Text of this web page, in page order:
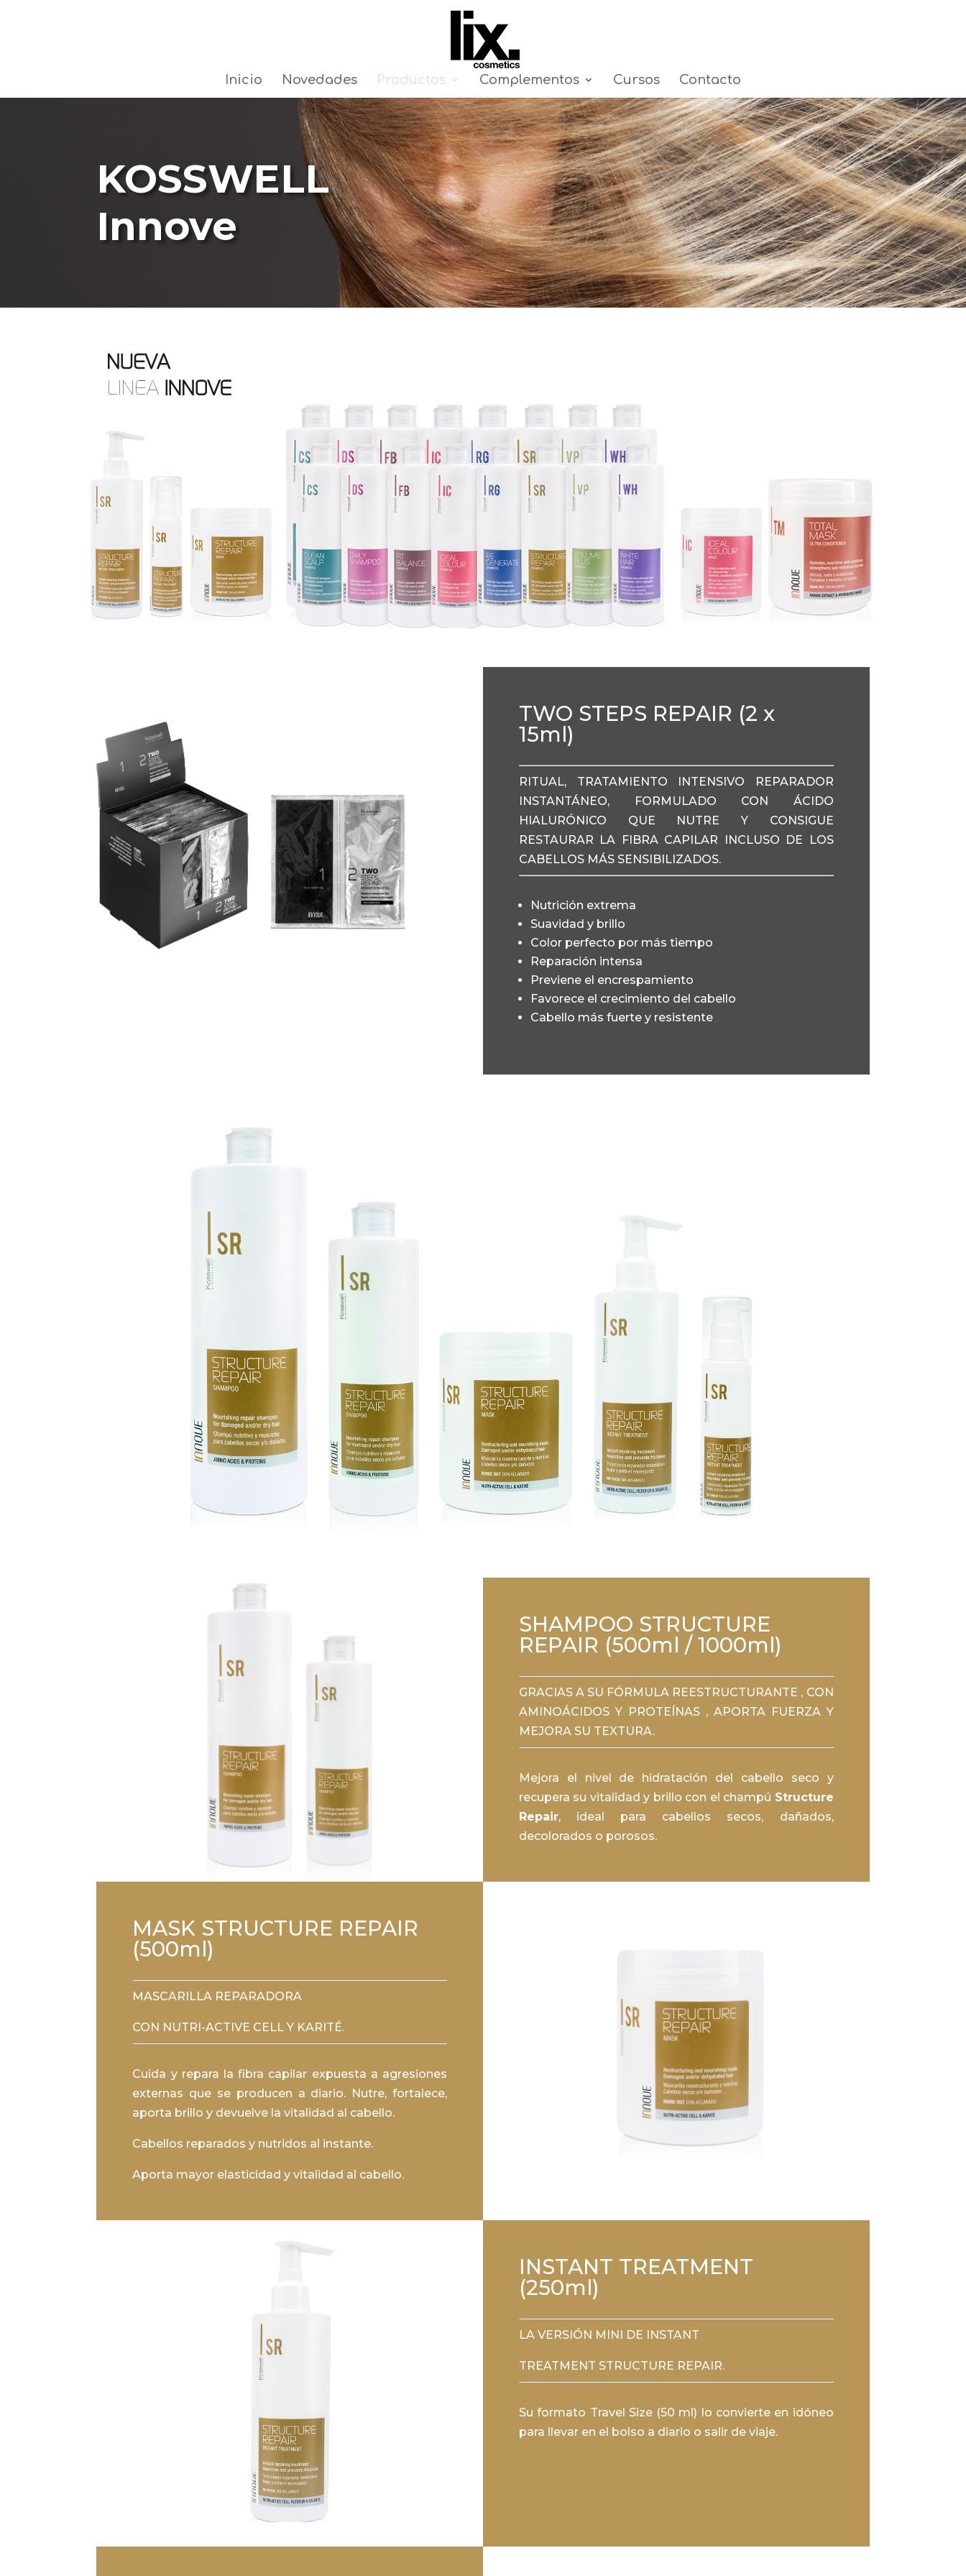
Inicio Novedades Productos Complementos Cursos Contacto
KOSSWELL
Innove
TWO STEPS REPAIR (2 x
15ml)
RITUAL, TRATAMIENTO INTENSIVO REPARADOR
INSTANTÁNEO, FORMULADO CON ÁCIDO
HIALURÓNICO QUE NUTRE Y CONSIGUE
RESTAURAR LA FIBRA CAPILAR INCLUSO DE LOS
CABELLOS MÁS SENSIBILIZADOS.
Nutrición extrema
Suavidad y brillo
Color perfecto por más tiempo
Reparación intensa
Previene el encrespamiento
Favorece el crecimiento del cabello
Cabello más fuerte y resistente
SHAMPOO STRUCTURE
REPAIR (500ml / 1000ml)
GRACIAS A SU FÓRMULA REESTRUCTURANTE , CON
AMINOÁCIDOS Y PROTEÍNAS , APORTA FUERZA Y
MEJORA SU TEXTURA.
Mejora el nivel de hidratación del cabello seco y
recupera su vitalidad y brillo con el champú Structure
Repair, ideal para cabellos secos, dañados,
decolorados o porosos.
MASK STRUCTURE REPAIR
(500ml)
MASCARILLA REPARADORA
CON NUTRI-ACTIVE CELL Y KARITÉ.
Cuida y repara la fibra capilar expuesta a agresiones
externas que se producen a diario. Nutre, fortalece,
aporta brillo y devuelve la vitalidad al cabello.
Cabellos reparados y nutridos al instante.
Aporta mayor elasticidad y vitalidad al cabello.
INSTANT TREATMENT
(250ml)
LA VERSIÓN MINI DE INSTANT
TREATMENT STRUCTURE REPAIR.
Su formato Travel Size (50 ml) lo convierte en idóneo
para llevar en el bolso a diario o salir de viaje.